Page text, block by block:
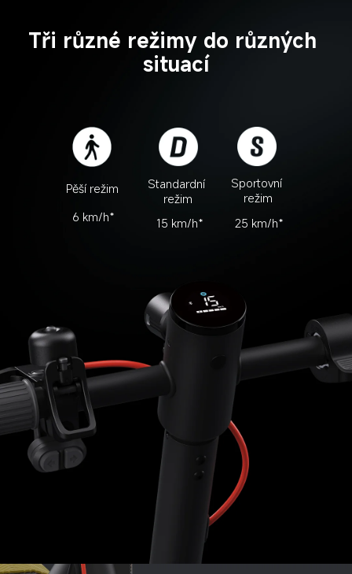
Tři různé režimy do různých
situací
Pěší režim
6 km/h*
Standardní
režim
15 km/h*
Sportovní
režim
25 km/h*